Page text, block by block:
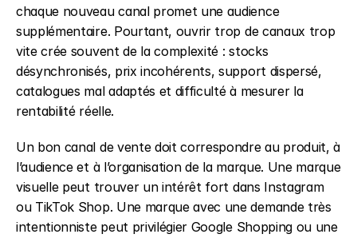
chaque nouveau canal promet une audience
supplémentaire. Pourtant, ouvrir trop de canaux trop
vite crée souvent de la complexité : stocks
désynchronisés, prix incohérents, support dispersé,
catalogues mal adaptés et difficulté à mesurer la
rentabilité réelle.
Un bon canal de vente doit correspondre au produit, à
l’audience et à l’organisation de la marque. Une marque
visuelle peut trouver un intérêt fort dans Instagram
ou TikTok Shop. Une marque avec une demande très
intentionniste peut privilégier Google Shopping ou une